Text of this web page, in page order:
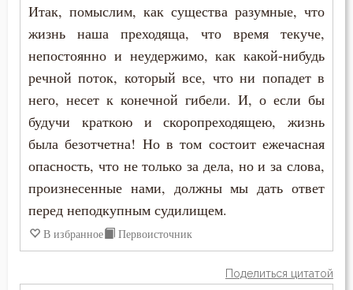
Мощи
Мученичество
Мысли
Надежда
Наказание
Итак, помыслим, как существа разумные, что
жизнь наша преходяща, что время текуче,
непостоянно и неудержимо, как какой-нибудь
речной поток, который все, что ни попадет в
него, несет к конечной гибели. И, о если бы
будучи краткою и скоропреходящею, жизнь
была безотчетна! Но в том состоит ежечасная
опасность, что не только за дела, но и за слова,
произнесенные нами, должны мы дать ответ
перед неподкупным судилищем.
В избранное Первоисточник
Поделиться цитатой